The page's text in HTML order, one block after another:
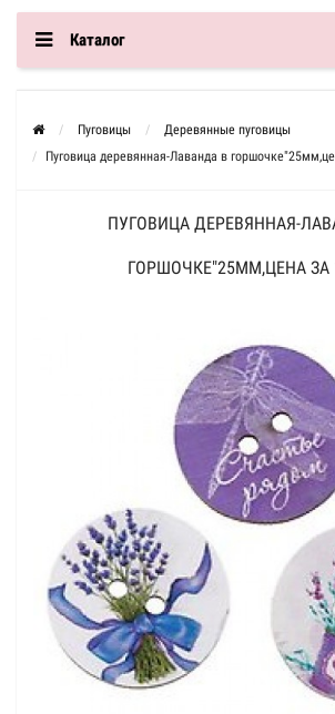
Каталог
Пуговицы
Деревянные пуговицы
Пуговица деревянная-Лаванда в
ПУГОВИЦА ДЕРЕВЯННАЯ-
ГОРШОЧКЕ"25ММ,ЦЕНА ЗА